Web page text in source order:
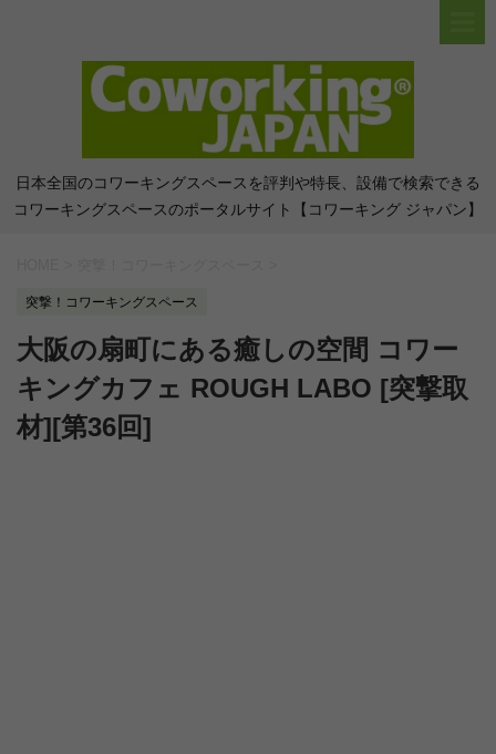
日本全国のコワーキングスペースを評判や特長、設備で検索できる
コワーキングスペースのポータルサイト【コワーキング ジャパン】
突撃！コワーキングスペース
大阪の扇町にある癒しの空間 コワー
キングカフェ ROUGH LABO [突撃取
材][第36回]